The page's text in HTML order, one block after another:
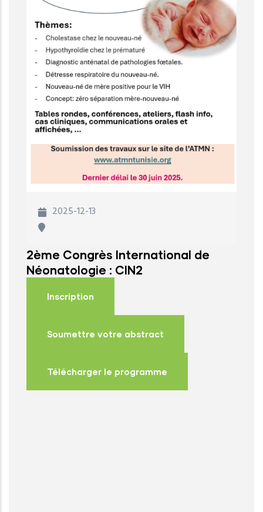
2025-12-13
2ème Congrès International de
Néonatologie : CIN2
Inscription
Soumettre votre abstract
Télécharger le programme